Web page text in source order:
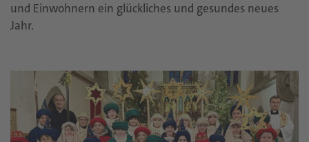
und Einwohnern ein glückliches und gesundes neues
Jahr.